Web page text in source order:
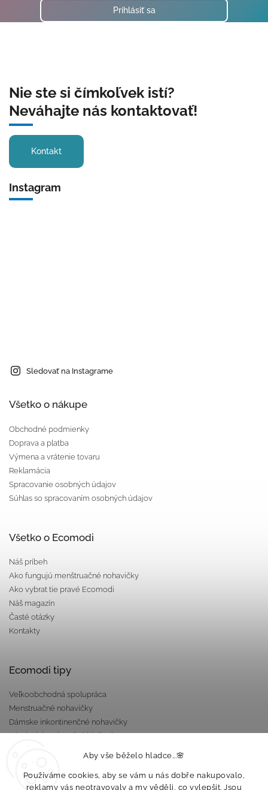
Aby vše běželo hladce...🌸
Používáme cookies, aby se vám u nás dobře nakupovalo,
reklamy vás neotravovaly a my věděli, co vylepšit. Jsou
Prihlásiť sa
Nie ste si čímkoľvek istí?
Neváhajte nás kontaktovať!
Kontakt
Instagram
Sledovať na Instagrame
Všetko o nákupe
Obchodné podmienky
Doprava a platba
Výmena a vrátenie tovaru
Reklamácia
Spracovanie osobných údajov
Súhlas so spracovaním osobných údajov
Všetko o Ecomodi
Náš príbeh
Ako fungujú menštruačné nohavičky
Ako vybrat tie pravé Ecomodi
Náš magazín
Časté otázky
Kontakty
Ecomodi tipy
Veľkoobchodná spolupráca
Menstruačné nohavičky
Dámske inkontinenčné nohavičky
Pánska inkontinenčná bielizeň